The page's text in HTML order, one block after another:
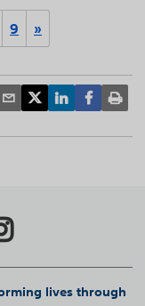
9 »
lives through